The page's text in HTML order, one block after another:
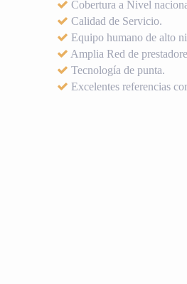
Cobertura a Nivel
Calidad de Servicio.
Equipo humano de alto
Amplia Red de
Tecnología de punta.
Excelentes referencias